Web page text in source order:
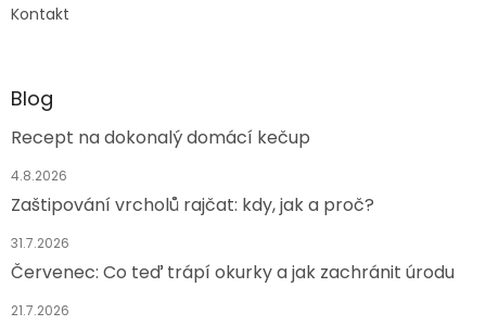
Kontakt
Blog
Recept na dokonalý domácí kečup
4.8.2026
Zaštipování vrcholů rajčat: kdy, jak a proč?
31.7.2026
Červenec: Co teď trápí okurky a jak zachránit úrodu
21.7.2026